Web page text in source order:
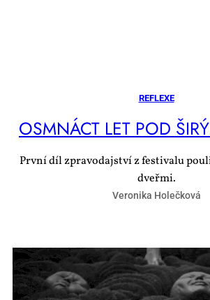
REFLEXE
OSM­NÁCT LET POD
První díl zpravodajství z festivalu
dveřmi.
Veronika Holečková